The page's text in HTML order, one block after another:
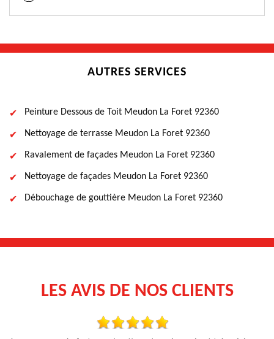
AUTRES SERVICES
Peinture Dessous de Toit Meudon La Foret 92360
Nettoyage de terrasse Meudon La Foret 92360
Ravalement de façades Meudon La Foret 92360
Nettoyage de façades Meudon La Foret 92360
Débouchage de gouttière Meudon La Foret 92360
LES AVIS DE NOS CLIENTS